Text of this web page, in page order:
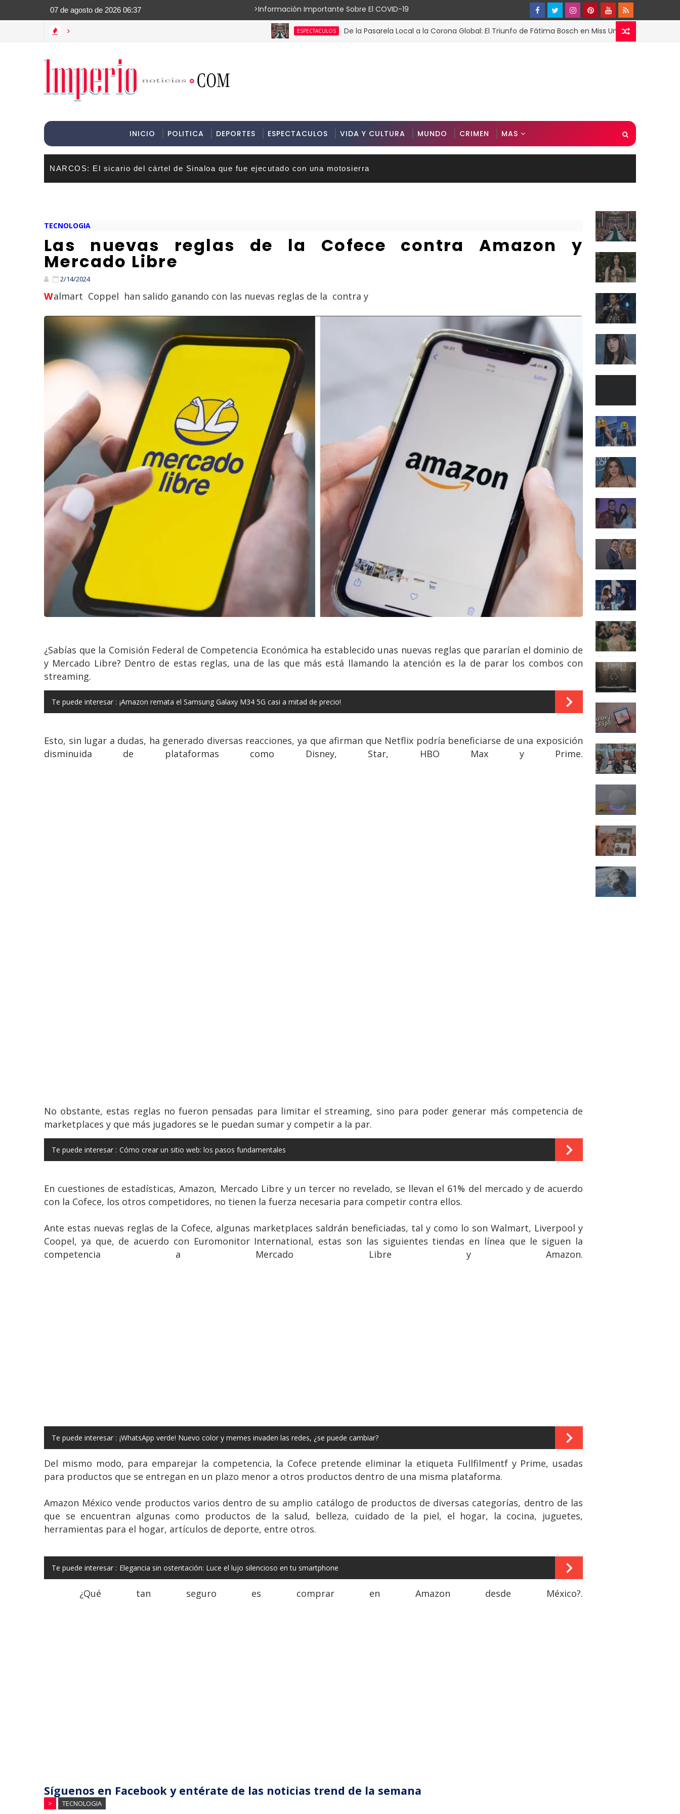
>Información Importante Sobre El COVID-19
> ESPECTACULOS De la Pasarela Local a la Corona Global: El Triunfo de Fátima Bosch en Miss Universo 2025
INICIO POLITICA DEPORTES ESPECTACULOS VIDA Y CULTURA MUNDO CRIMEN MAS
NARCOS: El sicario del cártel de Sinaloa que fue ejecutado con una motosierra
TECNOLOGIA
Las nuevas reglas de la Cofece contra Amazon y
Mercado Libre
2/14/2024
Walmart Coppel han salido ganando con las nuevas reglas de la contra y
¿Sabías que la Comisión Federal de Competencia Económica ha establecido unas nuevas reglas que pararían el dominio de
y Mercado Libre? Dentro de estas reglas, una de las que más está llamando la atención es la de parar los combos con
streaming.
Te puede interesar : ¡Amazon remata el Samsung Galaxy M34 5G casi a mitad de precio!
Esto, sin lugar a dudas, ha generado diversas reacciones, ya que afirman que Netflix podría beneficiarse de una exposición
disminuida de plataformas como Disney, Star, HBO Max y Prime.
No obstante, estas reglas no fueron pensadas para limitar el streaming, sino para poder generar más competencia de
marketplaces y que más jugadores se le puedan sumar y competir a la par.
Te puede interesar : Cómo crear un sitio web: los pasos fundamentales
En cuestiones de estadísticas, Amazon, Mercado Libre y un tercer no revelado, se llevan el 61% del mercado y de acuerdo
con la Cofece, los otros competidores, no tienen la fuerza necesaria para competir contra ellos.
Ante estas nuevas reglas de la Cofece, algunas marketplaces saldrán beneficiadas, tal y como lo son Walmart, Liverpool y
Coopel, ya que, de acuerdo con Euromonitor International, estas son las siguientes tiendas en línea que le siguen la
competencia a Mercado Libre y Amazon.
Te puede interesar : ¡WhatsApp verde! Nuevo color y memes invaden las redes, ¿se puede cambiar?
Del mismo modo, para emparejar la competencia, la Cofece pretende eliminar la etiqueta Fullfilmentf y Prime, usadas
para productos que se entregan en un plazo menor a otros productos dentro de una misma plataforma.
Amazon México vende productos varios dentro de su amplio catálogo de productos de diversas categorías, dentro de las
que se encuentran algunas como productos de la salud, belleza, cuidado de la piel, el hogar, la cocina, juguetes,
herramientas para el hogar, artículos de deporte, entre otros.
Te puede interesar : Elegancia sin ostentación: Luce el lujo silencioso en tu smartphone
¿Qué tan seguro es comprar en Amazon desde México?.
Síguenos en Facebook y entérate de las noticias trend de la semana
> TECNOLOGIA